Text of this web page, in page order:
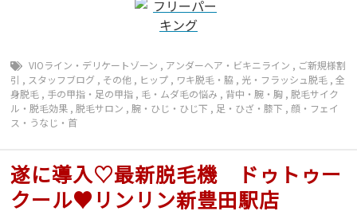
VIOライン・デリケートゾーン , アンダーヘア・ビキニライン , ご新規様割
引 , スタッフブログ , その他 , ヒップ , ワキ脱毛・脇 , 光・フラッシュ脱毛 ,全
身脱毛 , 手の甲指・足の甲指 , 毛・ムダ毛の悩み , 背中・腕・胸 ,脱毛サイク
ル・脱毛効果 ,脱毛サロン ,腕・ひじ・ひじ下 , 足・ひざ・膝下 ,顔・フェイ
ス・うなじ・首
遂に導入♡最新脱毛機 ドゥトゥー
クール♥リンリン新豊田駅店